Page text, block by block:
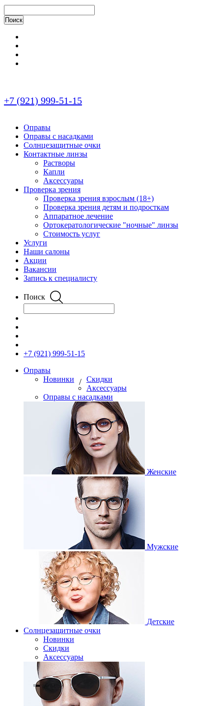
+7 (921) 999-51-15
Оправы
Оправы с насадками
Солнцезащитные очки
Контактные линзы
Растворы
Капли
Аксессуары
Проверка зрения
Проверка зрения взрослым (18+)
Проверка зрения детям и подросткам
Аппаратное лечение
Ортокератологические "ночные" линзы
Стоимость услуг
Услуги
Наши салоны
Акции
Вакансии
Запись к специалисту
Поиск
+7 (921) 999-51-15
Оправы
Новинки
/ Скидки
Аксессуары
Оправы с насадками
Женские
Мужские
Детские
Солнцезащитные очки
Новинки
Скидки
Аксессуары